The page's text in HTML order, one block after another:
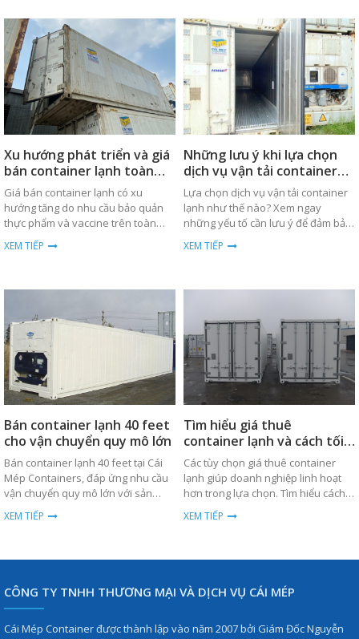
Xu hướng phát triển và giá
bán container lạnh toàn
cầu
Giá bán container lạnh có xu
hướng tăng do nhu cầu bảo quản
thực phẩm và vaccine trên toàn
cầu. Xem chi tiết về xu hướng và
phân tích giá cả.
XEM TIẾP
Những lưu ý khi lựa chọn
dịch vụ vận tải container
lạnh
Lựa chọn dịch vụ vận tải container
lạnh như thế nào? Xem ngay
những yếu tố cần lưu ý để đảm bảo
hàng hóa được bảo quản tốt nhất.
XEM TIẾP
Bán container lạnh 40 feet
cho vận chuyển quy mô lớn
Bán container lạnh 40 feet tại Cái
Mép Containers, đáp ứng nhu cầu
vận chuyển quy mô lớn với sản
phẩm chất lượng cao, bền bỉ và giá
thành cạnh tranh.
XEM TIẾP
Tìm hiểu giá thuê
container lạnh và cách tối
ưu chi phí
Các tùy chọn giá thuê container
lạnh giúp doanh nghiệp linh hoạt
hơn trong lựa chọn. Tìm hiểu cách
tối ưu chi phí ngay hôm nay.
XEM TIẾP
CÔNG TY TNHH THƯƠNG MẠI VÀ DỊCH VỤ CÁI MÉP
Cái Mép Container được thành lập vào năm 2007 bởi Giám Đốc Nguyễn